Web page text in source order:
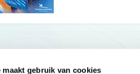
maakt gebruik van cookies